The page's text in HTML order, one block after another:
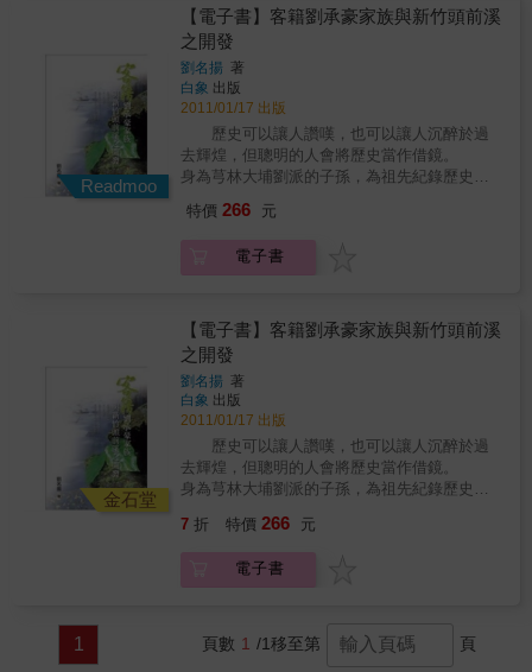
Readmoo
【電子書】客籍劉承豪家族與新竹頭前溪
之開發
劉名揚 著
白象 出版
2011/01/17 出版
歷史可以讓人讚嘆，也可以讓人沉醉於過
去輝煌，但聰明的人會將歷史當作借鏡。
身為芎林大埔劉派的子孫，為祖先紀錄歷史是
要的遺憾，對於史實的考查，也抱持著謹慎的
在過去所有關於新竹的開發史中，大部分都著
豪及劉朝珍），姜朝鳳和彭開耀。劉承豪的家
族史宛如新竹內山的開發史和台灣族群移民
史。當然開墾不可能只由少數人完成，其中也
有不少漢人、甚至平埔族頭目潘文起的加入，
才得以使我們這些後代子孫，可以安居樂業在
核心，帶出地方發展史及族群移民史 ◎參
考許多真實史料，實事求是 ◎書中具有大
量參考價值的歷史照片
特價 266 元
電子書
金石堂
【電子書】客籍劉承豪家族與新竹頭前溪
之開發
劉名揚 著
白象 出版
2011/01/17 出版
歷史可以讓人讚嘆，也可以讓人沉醉於過
去輝煌，但聰明的人會將歷史當作借鏡。
身為芎林大埔劉派的子孫，為祖先紀錄歷史是
要的遺憾，對於史實的考查，也抱持著謹慎的
在過去所有關於新竹的開發史中，大部分都著
豪及劉朝珍），姜朝鳳和彭開耀。劉承豪的家
7 折 特價 266 元
電子書
1 頁數 1 /1移至第 頁